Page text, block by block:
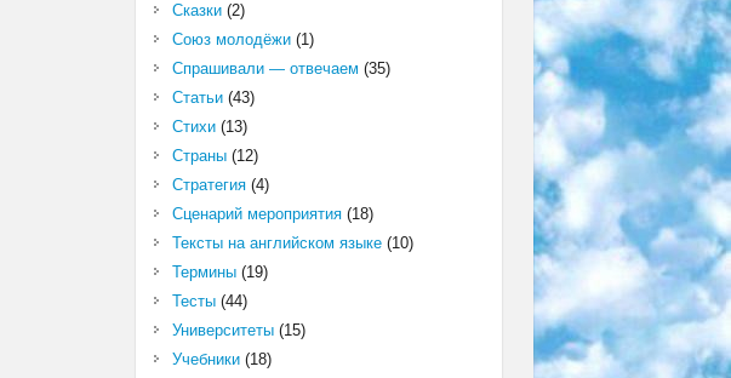
Сказки(2)
Союз молодёжи(1)
Спрашивали — отвечаем (35)
Статьи(43)
Стихи(13)
Страны(12)
Стратегия(4)
Сценарий мероприятия(18)
Тексты на английском языке(10)
Термины(19)
Тесты(44)
Университеты(15)
Учебники(18)